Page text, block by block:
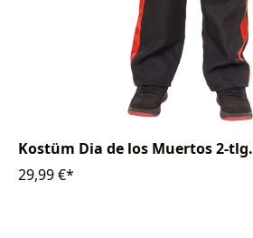
Kostüm Dia de los Muertos 2-tlg.
29,99 €*